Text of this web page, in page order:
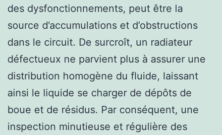
des dysfonctionnements, peut être la
source d’accumulations et d’obstructions
dans le circuit. De surcroît, un radiateur
défectueux ne parvient plus à assurer une
distribution homogène du fluide, laissant
ainsi le liquide se charger de dépôts de
boue et de résidus. Par conséquent, une
inspection minutieuse et régulière des